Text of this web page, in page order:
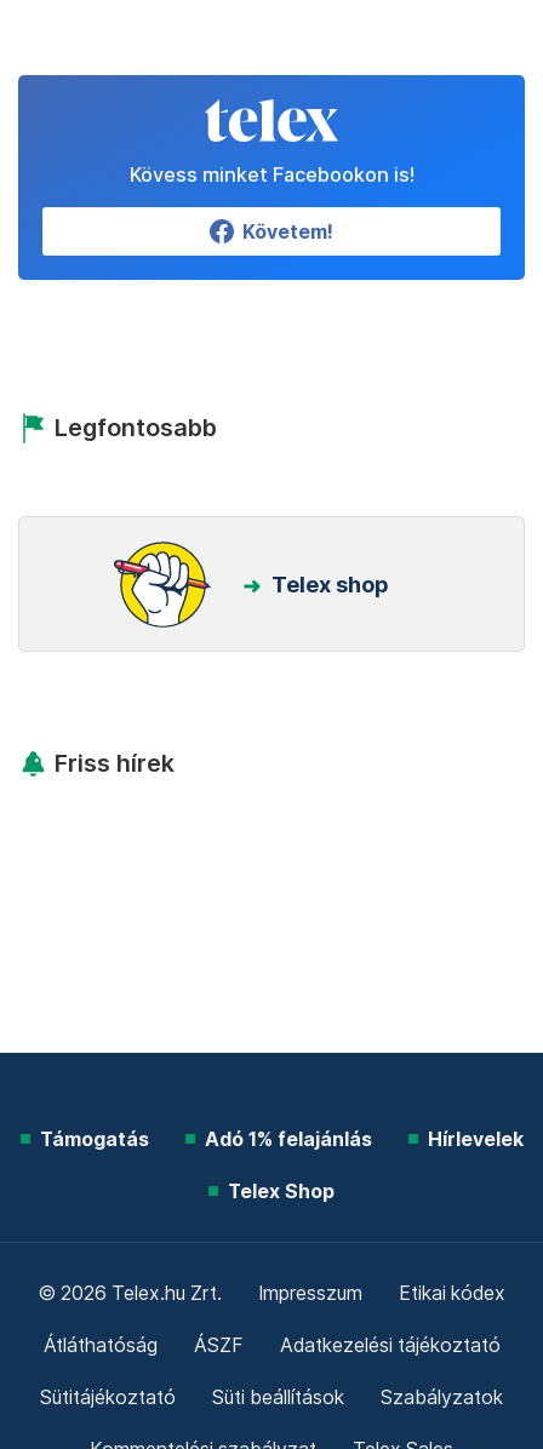
Kövess minket Facebookon is!
Követem!
Legfontosabb
Telex shop
Friss hírek
Támogatás Adó 1% felajánlás Hírlevelek
Telex Shop
© 2026 Telex.hu Zrt. Impresszum Etikai kódex
Átláthatóság ÁSZF Adatkezelési tájékoztató
Sütitájékoztató Süti beállítások Szabályzatok